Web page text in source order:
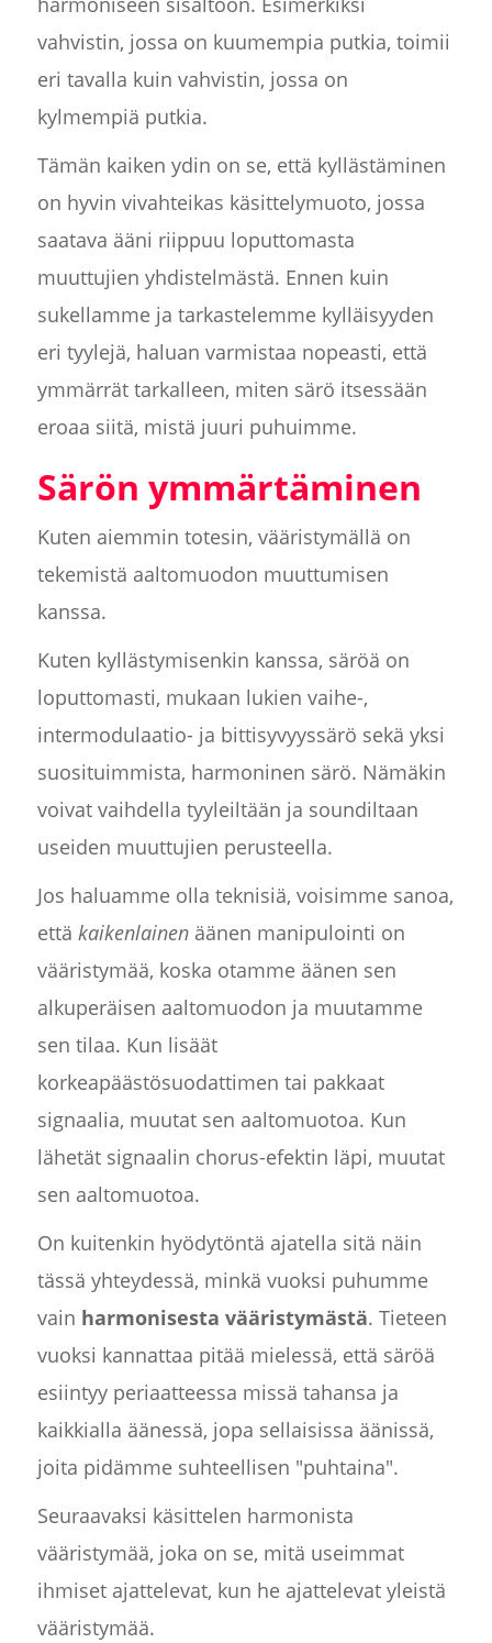
vahvistin, jossa on kuumempia putkia, toimii
eri tavalla kuin vahvistin, jossa on
kylmempiä putkia.
Tämän kaiken ydin on se, että kyllästäminen
on hyvin vivahteikas käsittelymuoto, jossa
saatava ääni riippuu loputtomasta
muuttujien yhdistelmästä. Ennen kuin
sukellamme ja tarkastelemme kylläisyyden
eri tyylejä, haluan varmistaa nopeasti, että
ymmärrät tarkalleen, miten särö itsessään
eroaa siitä, mistä juuri puhuimme.
Särön ymmärtäminen
Kuten aiemmin totesin, vääristymällä on
tekemistä aaltomuodon muuttumisen
kanssa.
Kuten kyllästymisenkin kanssa, säröä on
loputtomasti, mukaan lukien vaihe-,
intermodulaatio- ja bittisyvyyssärö sekä yksi
suosituimmista, harmoninen särö. Nämäkin
voivat vaihdella tyyleiltään ja soundiltaan
useiden muuttujien perusteella.
Jos haluamme olla teknisiä, voisimme sanoa,
että kaikenlainenäänen manipulointi on
vääristymää, koska otamme äänen sen
alkuperäisen aaltomuodon ja muutamme
sen tilaa. Kun lisäät
korkeapäästösuodattimen tai pakkaat
signaalia, muutat sen aaltomuotoa. Kun
lähetät signaalin chorus-efektin läpi, muutat
sen aaltomuotoa.
On kuitenkin hyödytöntä ajatella sitä näin
tässä yhteydessä, minkä vuoksi puhumme
vain harmonisesta vääristymästä. Tieteen
vuoksi kannattaa pitää mielessä, että säröä
esiintyy periaatteessa missä tahansa ja
kaikkialla äänessä, jopa sellaisissa äänissä,
joita pidämme suhteellisen "puhtaina".
Seuraavaksi käsittelen harmonista
vääristymää, joka on se, mitä useimmat
ihmiset ajattelevat, kun he ajattelevat yleistä
vääristymää.